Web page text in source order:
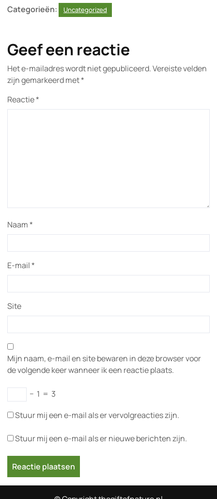
Categorieën:
Uncategorized
Geef een reactie
Het e-mailadres wordt niet gepubliceerd.Vereiste velden
zijn gemarkeerd met*
Reactie*
Naam*
E-mail*
Site
Mijn naam, e-mail en site bewaren in deze browser voor
de volgende keer wanneer ik een reactie plaats.
− 1 = 3
Stuur mij een e-mail als er vervolgreacties zijn.
Stuur mij een e-mail als er nieuwe berichten zijn.